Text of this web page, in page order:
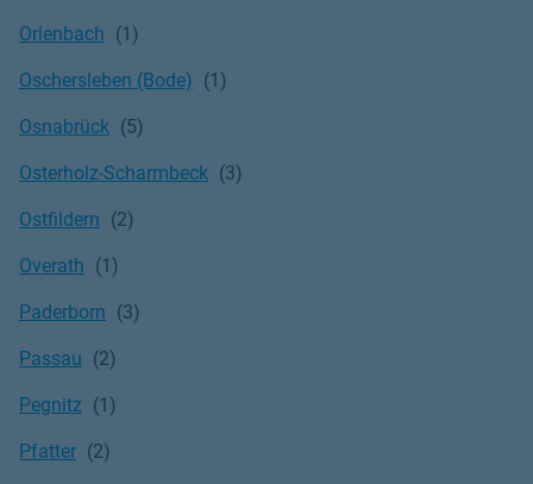
Orlenbach
Oschersleben (Bode)
Osnabrück
Osterholz-Scharmbeck
Ostfildern
Overath
Paderborn
Passau
Pegnitz
Pfatter